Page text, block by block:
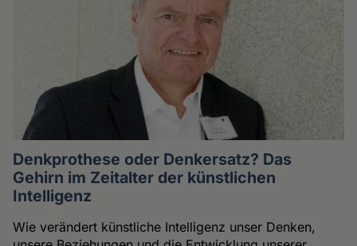
Denkprothese oder Denkersatz? Das
Gehirn im Zeitalter der künstlichen
Intelligenz
Wie verändert künstliche Intelligenz unser Denken,